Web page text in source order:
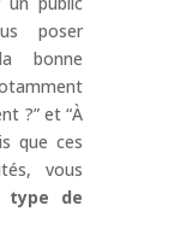
poser
bonne
?” et “À
que ces
vous
type de